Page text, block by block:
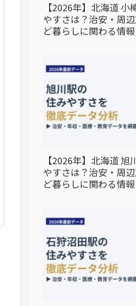
【2026年】北海道
やすさは？治安・周
ど暮らしに関わる情
【2026年】北海道
やすさは？治安・周
ど暮らしに関わる情